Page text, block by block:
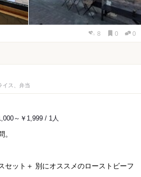
8 0 0
イス、弁当
～￥1,999 / 1人
。
セット＋ 別にオススメのローストビーフ